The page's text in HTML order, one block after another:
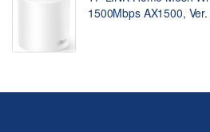
1500Mbps AX1500,